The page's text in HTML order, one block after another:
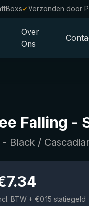
✓Verzonden door
Over
Ons
Falling -
- Black /
7.34
BTW + €0.15 statiegeld